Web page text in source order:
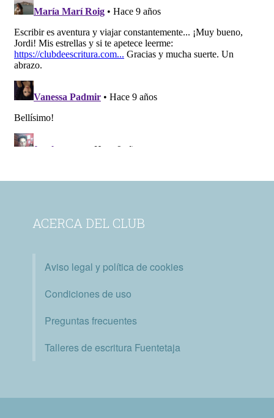
ACERCA DEL CLUB
Aviso legal y política de cookies
Condiciones de uso
Preguntas frecuentes
Talleres de escritura Fuentetaja